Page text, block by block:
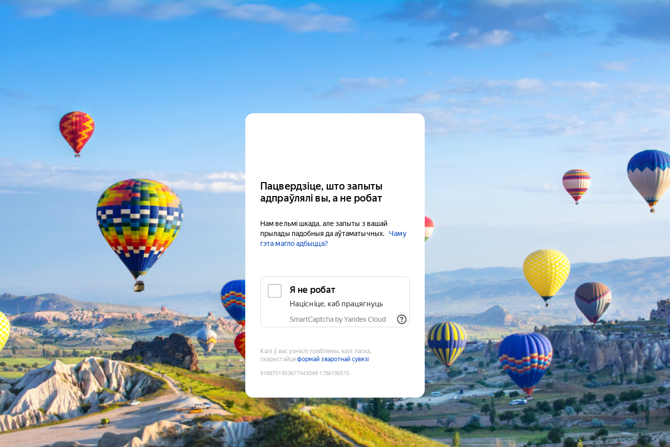
Пацвердзіце, што запыты
адпраўлялі вы, а не робат
Нам вельмі шкада, але запыты з вашай
прылады падобныя да аўтаматычных.
Чаму
гэта магло адбыцца?
Я не робат
Націсніце, каб працягнуць
SmartCaptcha by Yandex Cloud
Калі ў вас узніклі праблемы, калі ласка,
скарыстайцеформай зваротнай сувязі
9188751953677443049:1786190515